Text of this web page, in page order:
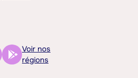
Voir nos
régions